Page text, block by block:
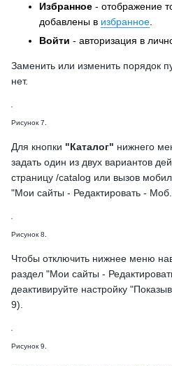
Избранное - отображение
добавлены в избранное
Войти - авторизация в
Заменить или изменить порядок
нет.
Рисунок 7.
Для кнопки "Каталог" нижнего
задать один из двух вариантов
страницу /catalog или вызов
"Мои сайты - Редактировать - Моб.
Рисунок 8.
Чтобы отключить нижнее меню
раздел "Мои сайты -
деактивируйте настройку
9).
Рисунок 9.